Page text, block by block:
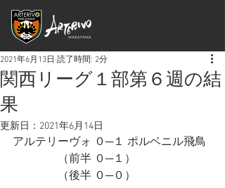
関西リーグ１部第６週の結
果
2021年6月13日 読了時間: 2分
更新日： 2021年6月14日
アルテリーヴォ ０─１ ポルベニル飛鳥
（前半 ０─１）
（後半 ０─０）